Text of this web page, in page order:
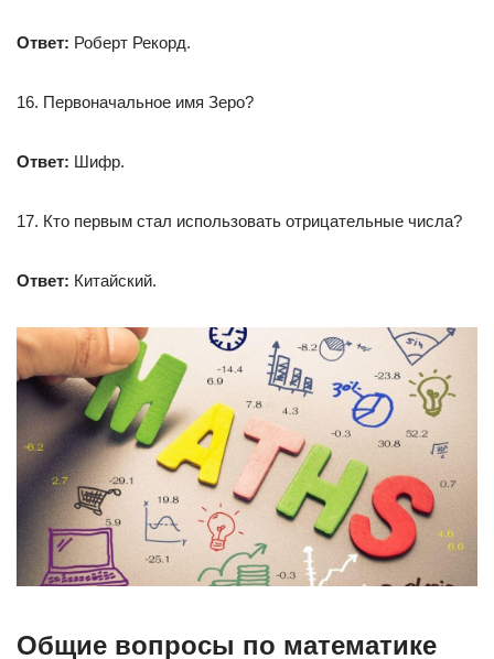
Ответ: Роберт Рекорд.
16. Первоначальное имя Зеро?
Ответ: Шифр.
17. Кто первым стал использовать отрицательные числа?
Ответ: Китайский.
Общие вопросы по математике